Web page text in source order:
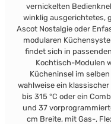
vernickelten
winklig ausgerichtetes,
Ascot Nostalgie oder
modularen
findet sich in
Kochtisch-Modulen
Kücheninsel im
wahlweise ein
bis 315 °C oder ein
und 37
cm Breite, mit Gas-,